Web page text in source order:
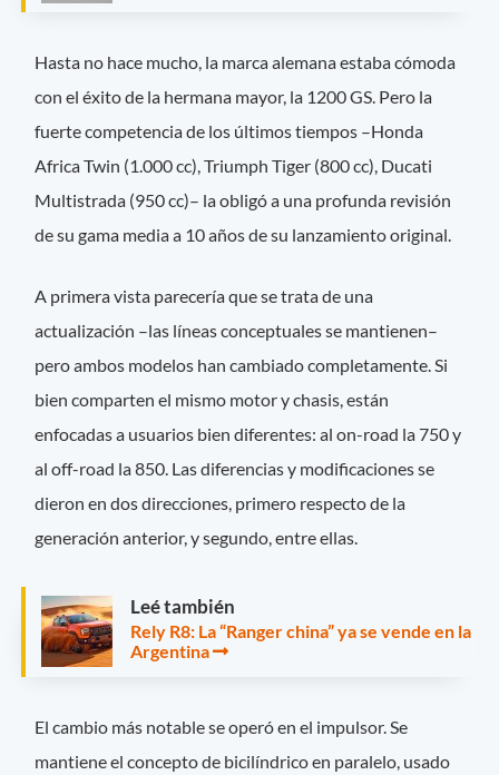
Hasta no hace mucho, la marca alemana estaba cómoda
con el éxito de la hermana mayor, la 1200 GS. Pero la
fuerte competencia de los últimos tiempos –Honda
Africa Twin (1.000 cc), Triumph Tiger (800 cc), Ducati
Multistrada (950 cc)– la obligó a una profunda revisión
de su gama media a 10 años de su lanzamiento original.
A primera vista parecería que se trata de una
actualización –las líneas conceptuales se mantienen–
pero ambos modelos han cambiado completamente. Si
bien comparten el mismo motor y chasis, están
enfocadas a usuarios bien diferentes: al on-road la 750 y
al off-road la 850. Las diferencias y modificaciones se
dieron en dos direcciones, primero respecto de la
generación anterior, y segundo, entre ellas.
Leé también
Rely R8: La “Ranger china” ya se vende en la
Argentina
El cambio más notable se operó en el impulsor. Se
mantiene el concepto de bicilíndrico en paralelo, usado